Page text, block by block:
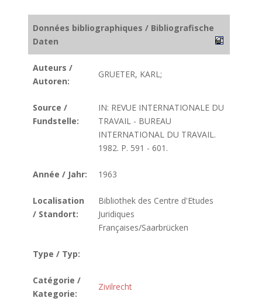
Données bibliographiques / Bibliografische
Daten
Auteurs /
Autoren:
GRUETER, KARL;
Source /
Fundstelle:
IN: REVUE INTERNATIONALE DU
TRAVAIL - BUREAU
INTERNATIONAL DU TRAVAIL.
1982. P. 591 - 601.
Année / Jahr: 1963
Localisation
/ Standort:
Bibliothek des Centre d'Etudes
Juridiques
Françaises/Saarbrücken
Type / Typ:
Catégorie /
Kategorie:
Zivilrecht